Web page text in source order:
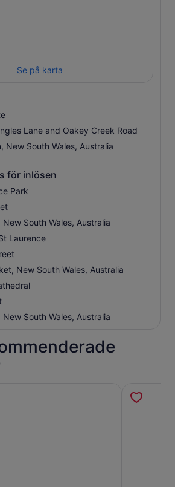
Se på karta
Lane and Oakey Creek Road
New South Wales, Australia
för inlösen
Park
South Wales, Australia
Laurence
New South Wales, Australia
South Wales, Australia